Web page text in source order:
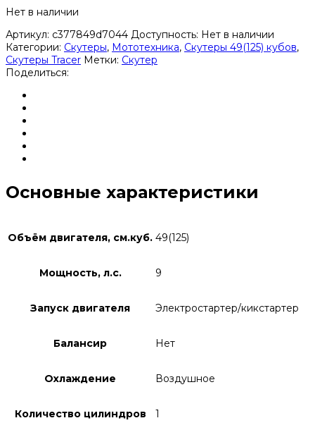
Нет в наличии
Артикул: c377849d7044 Доступность: Нет в наличии
Категории: Скутеры, Мототехника, Скутеры 49(125) кубов,
Скутеры Tracer Метки: Скутер
Поделиться:
Основные характеристики
Объём двигателя, см.куб. 49(125)
Мощность, л.с. 9
Запуск двигателя Электростартер/кикстартер
Балансир Нет
Охлаждение Воздушное
Количество цилиндров 1